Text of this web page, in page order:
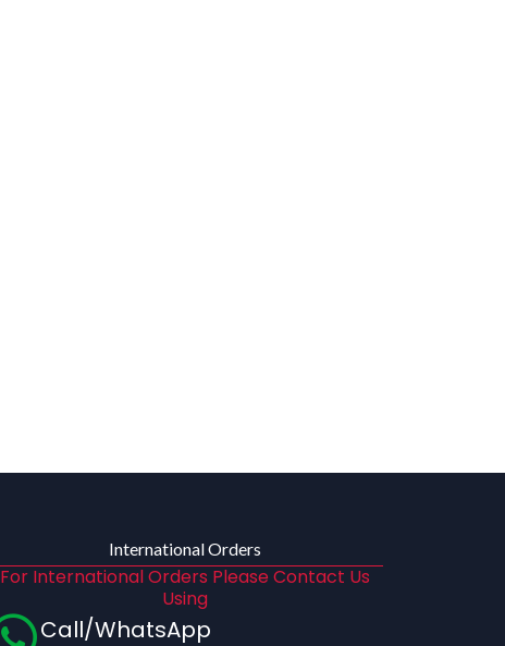
International Orders
For International Orders Please Contact Us
Using
Call/WhatsApp